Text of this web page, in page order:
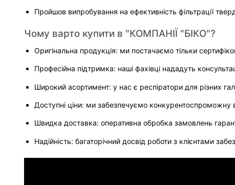
Пройшов випробування на ефективність фільтрації
Чому варто купити в "КОМПАНІЇ "БІКО"?
Оригінальна продукція: ми постачаємо тільки
Професійна підтримка: наші фахівці нададуть
Широкий асортимент: у нас є респіратори для різних
Доступні ціни: ми забезпечуємо конкурентоспроможну
Швидка доставка: оперативна обробка замовлень
Надійність: багаторічний досвід роботи з клієнтами